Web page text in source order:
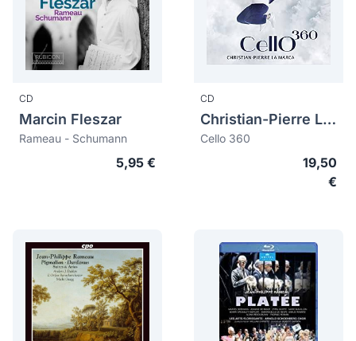
CD
Marcin Fleszar
Rameau - Schumann
5,95 €
CD
Christian-Pierre La Marca
Cello 360
19,50
€